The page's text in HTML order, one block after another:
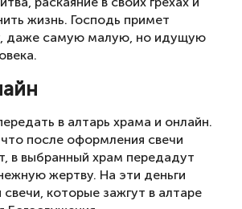
жизнь. Господь примет
даже самую малую, но идущую
в алтарь храма и онлайн.
после оформления свечи
в выбранный храм передадут
жертву. На эти деньги
которые зажгут в алтаре